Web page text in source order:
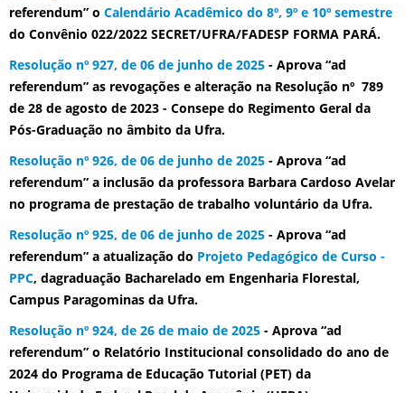
referendum” o Calendário Acadêmico do 8º, 9º e 10º semestre
do Convênio 022/2022 SECRET/UFRA/FADESP FORMA PARÁ.
Resolução nº 927, de 06 de junho de 2025 - Aprova “ad
referendum” as revogações e alteração na Resolução nº 789
de 28 de agosto de 2023 - Consepe do Regimento Geral da
Pós-Graduação no âmbito da Ufra.
Resolução nº 926, de 06 de junho de 2025 - Aprova “ad
referendum” a inclusão da professora Barbara Cardoso Avelar
no programa de prestação de trabalho voluntário da Ufra.
Resolução nº 925, de 06 de junho de 2025 - Aprova “ad
referendum” a atualização do Projeto Pedagógico de Curso -
PPC, dagraduação Bacharelado em Engenharia Florestal,
Campus Paragominas da Ufra.
Resolução nº 924, de 26 de maio de 2025 - Aprova “ad
referendum” o Relatório Institucional consolidado do ano de
2024 do Programa de Educação Tutorial (PET) da